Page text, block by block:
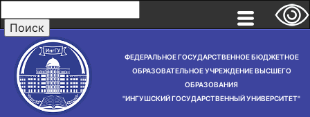
ФЕДЕРАЛЬНОЕ ГОСУДАРСТВЕННОЕ БЮДЖЕТНОЕ
ОБРАЗОВАТЕЛЬНОЕ УЧРЕЖДЕНИЕ ВЫСШЕГО
ОБРАЗОВАНИЯ
"ИНГУШСКИЙ ГОСУДАРСТВЕННЫЙ УНИВЕРСИТЕТ"